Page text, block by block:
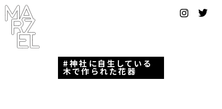
フィ
デザ
ナー
神社に自生している
木で作られた花器